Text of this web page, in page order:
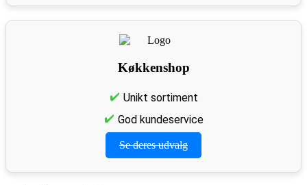
Køkkenshop
Unikt sortiment
God kundeservice
Se deres udvalg